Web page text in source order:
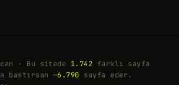
· Bu sitede 1.742 farklı sayfa
bastırsan ~6.790 sayfa eder.